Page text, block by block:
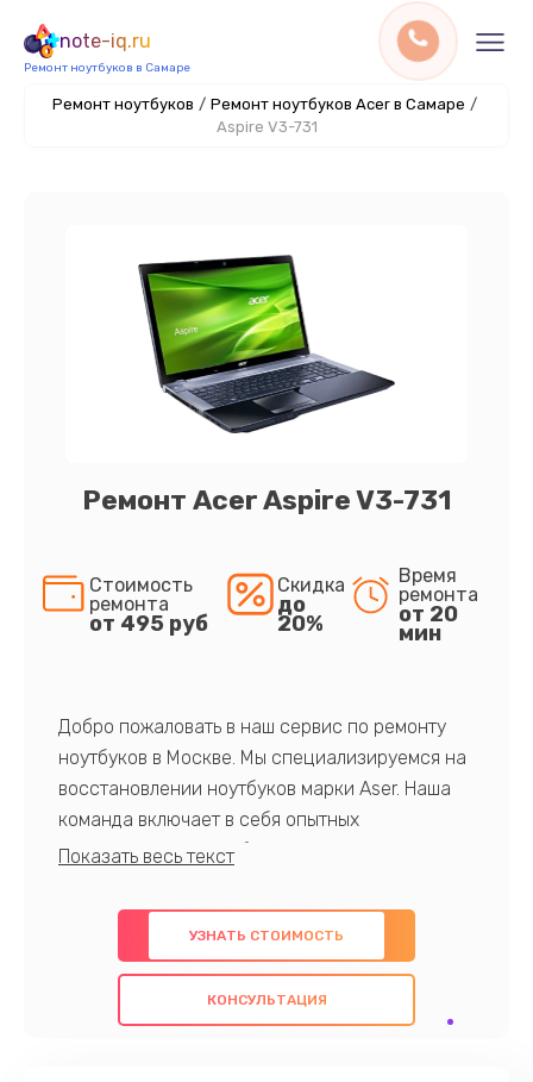
note-iq.ru
Ремонт ноутбуков в Самаре
Ремонт ноутбуков / Ремонт ноутбуков Acer в Самаре /
Aspire V3-731
Ремонт Acer Aspire V3-731
Стоимость
ремонта
от 495 руб
Скидка
до
20%
Время
ремонта
от 20
мин
Добро пожаловать в наш сервис по ремонту
ноутбуков в Москве. Мы специализируемся на
восстановлении ноутбуков марки Aser. Наша
команда включает в себя опытных
профессионалов с обширными знаниями и
предлагаем быстрый и качественный ремонт с
использованием оригинальных компонентов, а
также гарантируем качество всех
проведенных работ. Наша цель - предоставить
УЗНАТЬ СТОИМОСТЬ
КОНСУЛЬТАЦИЯ